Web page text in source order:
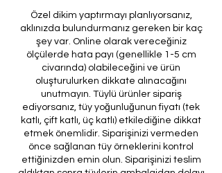
Özel dikim yaptırmayı planlıyorsanız,
aklınızda bulundurmanız gereken bir kaç
şey var. Online olarak vereceğiniz
ölçülerde hata payı (genellikle 1-5 cm
civarında) olabileceğini ve ürün
oluşturulurken dikkate alınacağını
unutmayın. Tüylü ürünler sipariş
ediyorsanız, tüy yoğunluğunun fiyatı (tek
katlı, çift katlı, üç katlı) etkilediğine dikkat
etmek önemlidir. Siparişinizi vermeden
önce sağlanan tüy örneklerini kontrol
ettiğinizden emin olun. Siparişinizi teslim